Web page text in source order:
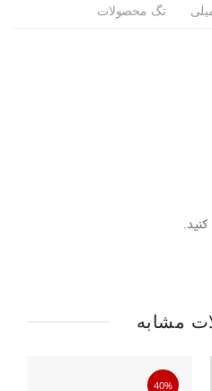
تگ محصولات
مشابه
40%